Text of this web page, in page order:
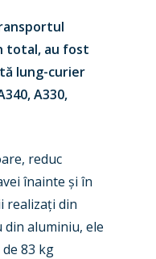
total, au fost
lung-curier
A330,
reduc
înainte și în
realizați din
aluminiu, ele
83 kg